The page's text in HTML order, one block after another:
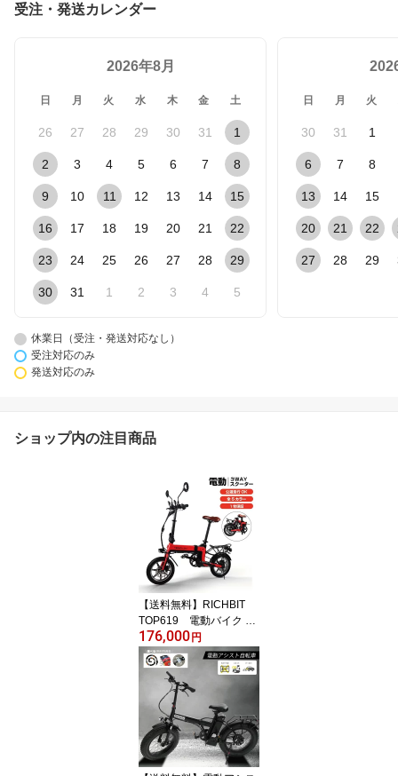
受注・発送カレンダー
2026年8月
日 月 火 水 木 金 土
26 27 28 29 30 31 1
2 3 4 5 6 7 8
9 10 11 12 13 14 15
16 17 18 19 20 21 22
23 24 25 26 27 28 29
30 31 1 2 3 4 5
日 月 火
30 31 1
6 7 8
13 14 15
20 21 22
27 28 29
休業日（受注・発送対応なし）
受注対応のみ
発送対応のみ
ショップ内の注目商品
【送料無料】RICHBIT
TOP619 電動バイク 原
付バイク 電動スクーター
折りたたみバイク 公道
走行可能 ナンバー取得
街乗り ペダル付原付
176,000円